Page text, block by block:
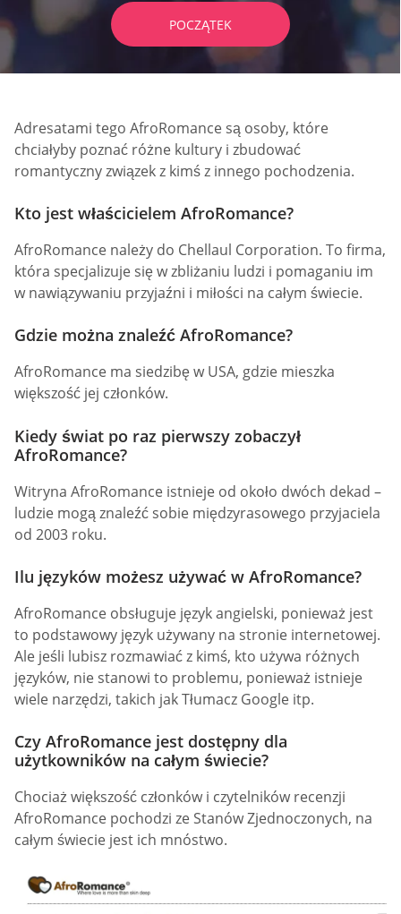
POCZĄTEK
Adresatami tego AfroRomance są osoby, które
chciałyby poznać różne kultury i zbudować
romantyczny związek z kimś z innego pochodzenia.
Kto jest właścicielem AfroRomance?
AfroRomance należy do Chellaul Corporation. To firma,
która specjalizuje się w zbliżaniu ludzi i pomaganiu im
w nawiązywaniu przyjaźni i miłości na całym świecie.
Gdzie można znaleźć AfroRomance?
AfroRomance ma siedzibę w USA, gdzie mieszka
większość jej członków.
Kiedy świat po raz pierwszy zobaczył
AfroRomance?
Witryna AfroRomance istnieje od około dwóch dekad –
ludzie mogą znaleźć sobie międzyrasowego przyjaciela
od 2003 roku.
Ilu języków możesz używać w AfroRomance?
AfroRomance obsługuje język angielski, ponieważ jest
to podstawowy język używany na stronie internetowej.
Ale jeśli lubisz rozmawiać z kimś, kto używa różnych
języków, nie stanowi to problemu, ponieważ istnieje
wiele narzędzi, takich jak Tłumacz Google itp.
Czy AfroRomance jest dostępny dla
użytkowników na całym świecie?
Chociaż większość członków i czytelników recenzji
AfroRomance pochodzi ze Stanów Zjednoczonych, na
całym świecie jest ich mnóstwo.